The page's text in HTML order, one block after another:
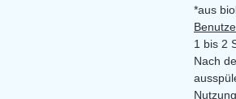
*aus
1 bis 2
Nach